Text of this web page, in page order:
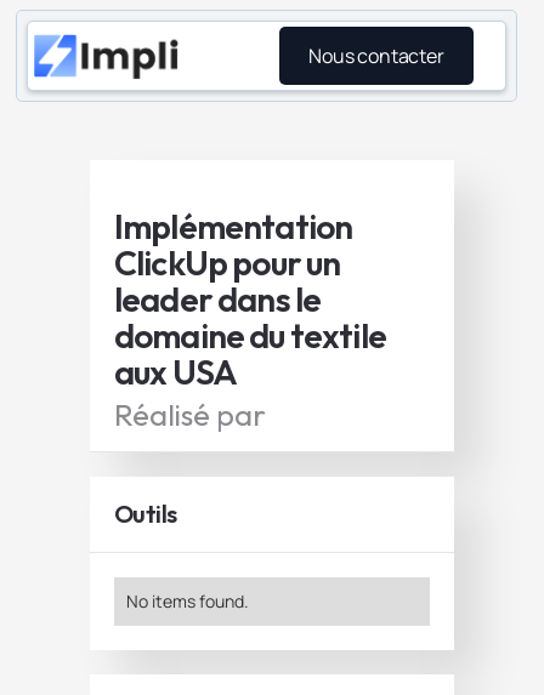
Nous contacter
Implémentation
ClickUp pour un
leader dans le
domaine du textile
aux USA
Réalisé par
Outils
No items found.